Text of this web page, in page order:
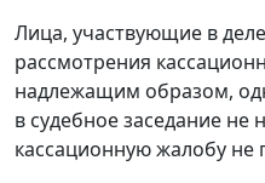
Лица, участвующие в
рассмотрения
надлежащим образом,
в судебное заседание не
кассационную жалобу не